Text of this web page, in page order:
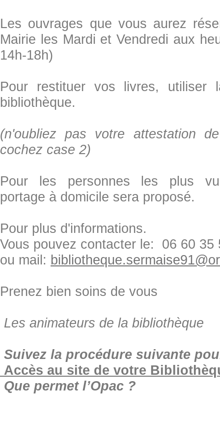
Les ouvrages que vous aurez
Mairie les Mardi et Vendredi aux
14h-18h)
Pour restituer vos livres,
bibliothèque.
(n'oubliez pas votre attestation
cochez case 2)
Pour les personnes les plus
portage à domicile sera proposé.
Pour plus d'informations.
Vous pouvez contacter le: 06 60
ou mail:
Prenez bien soins de vous
Les animateurs de la bibliothèque
Suivez la procédure suivante
Accès au site de votre
Que permet l’Opac ?